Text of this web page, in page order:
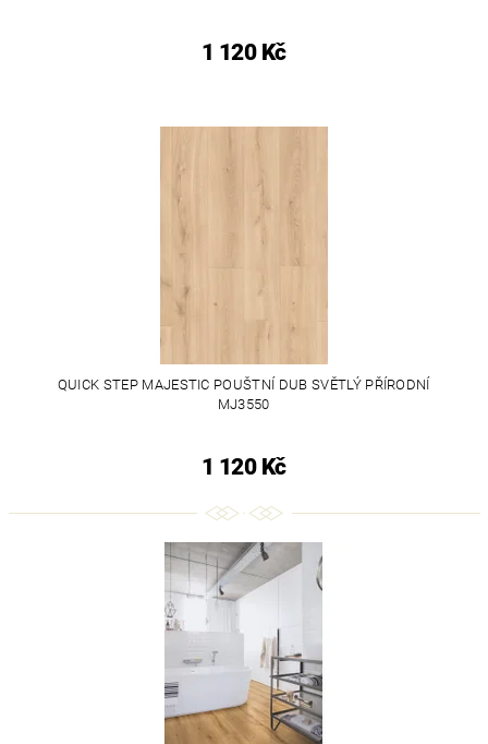
1 120 Kč
QUICK STEP MAJESTIC POUŠTNÍ DUB SVĚTLÝ PŘÍRODNÍ
MJ3550
1 120 Kč